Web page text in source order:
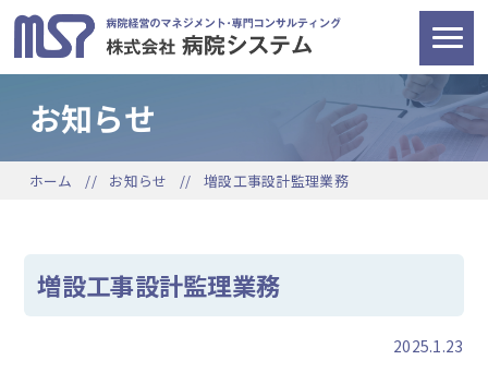
お知らせ
ホーム お知らせ 増設工事設計監理業務
増設工事設計監理業務
2025.1.23